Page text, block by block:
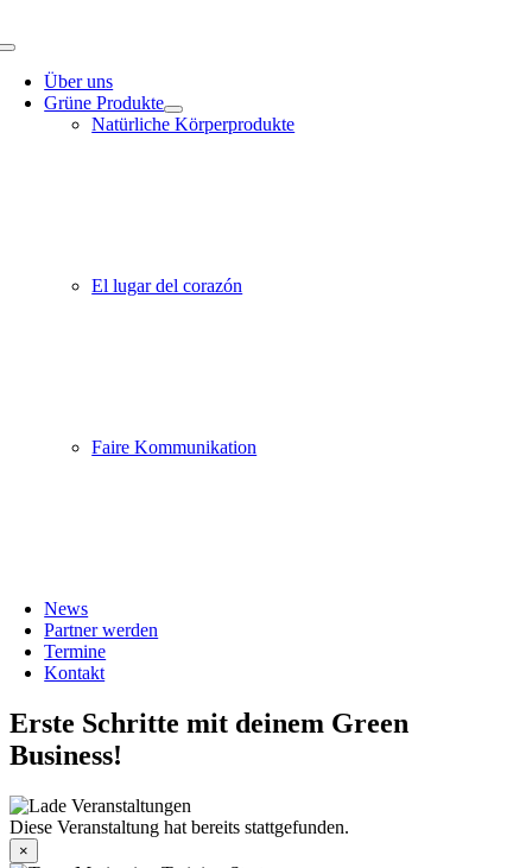
Inhalt
Toggle
NavigationÜber uns
Grüne Produkte
Natürliche Körperprodukte
El lugar del corazón
Faire Kommunikation
News
Partner werden
Termine
Kontakt
Erste Schritte mit deinem Green
Business!
Diese Veranstaltung hat bereits stattgefunden.
×